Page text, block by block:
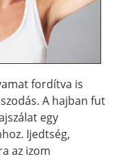
fordítva is
A hajban fut
egy
Ijedtség,
az izom